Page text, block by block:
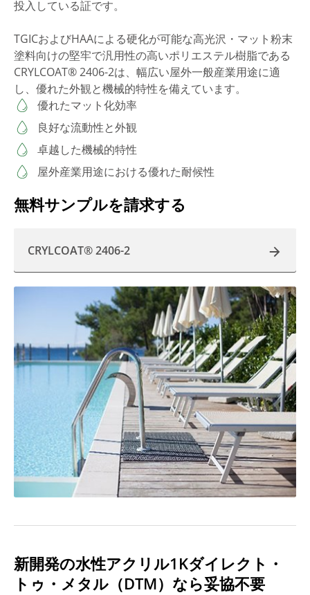
投入している証です。
TGICおよびHAAによる硬化が可能な高光沢・マット粉末
塗料向けの堅牢で汎用性の高いポリエステル樹脂である
CRYLCOAT® 2406-2は、幅広い屋外一般産業用途に適
し、優れた外観と機械的特性を備えています。
優れたマット化効率
良好な流動性と外観
卓越した機械的特性
屋外産業用途における優れた耐候性
無料サンプルを請求する
CRYLCOAT® 2406-2
新開発の水性アクリル1Kダイレクト・
トゥ・メタル（DTM）なら妥協不要